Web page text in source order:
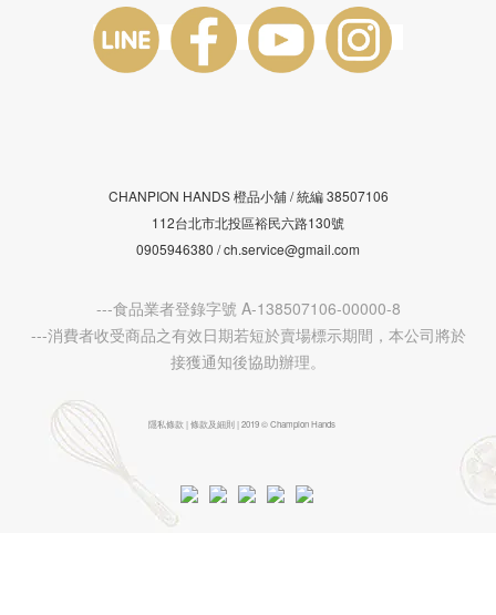
CHANPION HANDS 橙品小舖 /統編38507106
112台北市北投區裕民六路130號
0905946380 / ch.service@gmail.com
---食品業者登錄字號 A-138507106-00000-8
---消費者收受商品之有效日期若短於賣場標示期間，本公司將於
接獲通知後協助辦理。
隱私條款 | 條款及細則 | 2019 © Champion Hands